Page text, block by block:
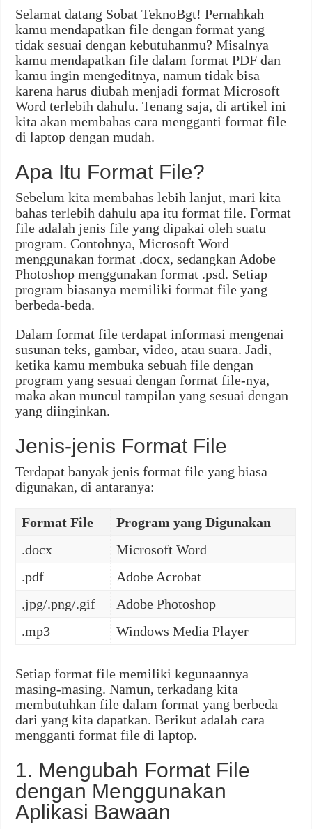
Selamat datang Sobat TeknoBgt! Pernahkah
kamu mendapatkan file dengan format yang
tidak sesuai dengan kebutuhanmu? Misalnya
kamu mendapatkan file dalam format PDF dan
kamu ingin mengeditnya, namun tidak bisa
karena harus diubah menjadi format Microsoft
Word terlebih dahulu. Tenang saja, di artikel ini
kita akan membahas cara mengganti format file
di laptop dengan mudah.
Apa Itu Format File?
Sebelum kita membahas lebih lanjut, mari kita
bahas terlebih dahulu apa itu format file. Format
file adalah jenis file yang dipakai oleh suatu
program. Contohnya, Microsoft Word
menggunakan format .docx, sedangkan Adobe
Photoshop menggunakan format .psd. Setiap
program biasanya memiliki format file yang
berbeda-beda.
Dalam format file terdapat informasi mengenai
susunan teks, gambar, video, atau suara. Jadi,
ketika kamu membuka sebuah file dengan
program yang sesuai dengan format file-nya,
maka akan muncul tampilan yang sesuai dengan
yang diinginkan.
Jenis-jenis Format File
Terdapat banyak jenis format file yang biasa
digunakan, di antaranya:
Format File
Program yang Digunakan
.docx
Microsoft Word
.pdf
Adobe Acrobat
.jpg/.png/.gif
Adobe Photoshop
.mp3
Windows Media Player
Setiap format file memiliki kegunaannya
masing-masing. Namun, terkadang kita
membutuhkan file dalam format yang berbeda
dari yang kita dapatkan. Berikut adalah cara
mengganti format file di laptop.
1. Mengubah Format File
dengan Menggunakan
Aplikasi Bawaan